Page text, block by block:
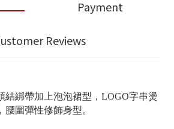
Payment
Reviews
結綁帶加上泡泡裙型，LOGO字串燙
圍彈性修飾身型。